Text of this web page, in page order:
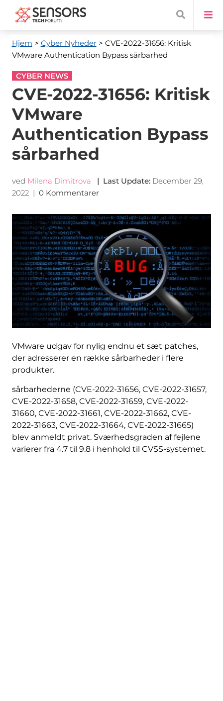
Hjem > Cyber ​​Nyheder> CVE-2022-31656: Kritisk
VMware Authentication Bypass sårbarhed
CYBER NEWS
CVE-2022-31656: Kritisk
VMware
Authentication Bypass
sårbarhed
ved Milena Dimitrova | Last Update: December 29,
2022| 0 Kommentarer
VMware udgav for nylig endnu et sæt patches,
der adresserer en række sårbarheder i flere
produkter.
sårbarhederne (CVE-2022-31656, CVE-2022-31657,
CVE-2022-31658, CVE-2022-31659, CVE-2022-
31660, CVE-2022-31661, CVE-2022-31662, CVE-
2022-31663, CVE-2022-31664, CVE-2022-31665)
blev anmeldt privat. Sværhedsgraden af fejlene
varierer fra 4.7 til 9.8 i henhold til CVSS-systemet.